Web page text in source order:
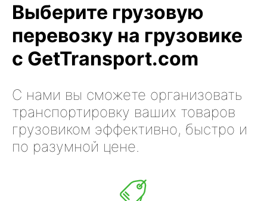
Выберите грузовую
перевозку на грузовике
с GetTransport.com
С нами вы сможете организовать
транспортировку ваших товаров
грузовиком эффективно, быстро и
по разумной цене.